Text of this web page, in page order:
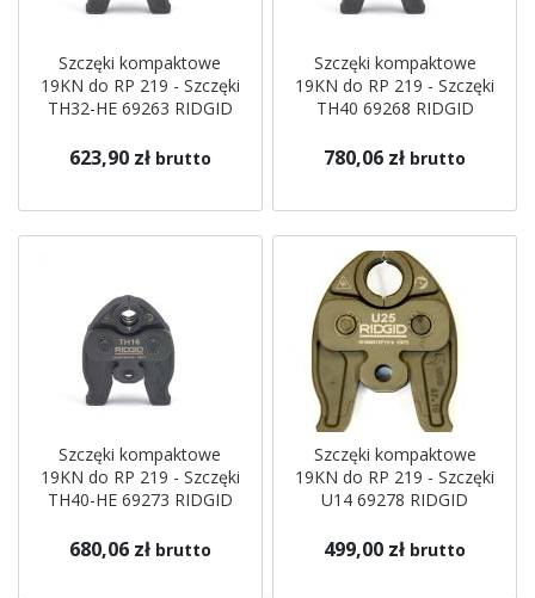
Szczęki kompaktowe
19KN do RP 219 - Szczęki
TH32-HE 69263 RIDGID
623,90 zł brutto
Szczęki kompaktowe
19KN do RP 219 - Szczęki
TH40 69268 RIDGID
780,06 zł brutto
Szczęki kompaktowe
19KN do RP 219 - Szczęki
TH40-HE 69273 RIDGID
680,06 zł brutto
Szczęki kompaktowe
19KN do RP 219 - Szczęki
U14 69278 RIDGID
499,00 zł brutto